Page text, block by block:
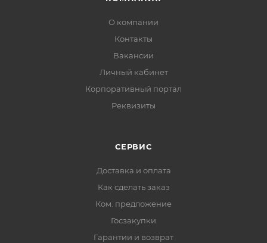
О компании
Контакты
Вакансии
Личный кабинет
Корпоративный портал
Реквизиты
СЕРВИС
Доставка и оплата
Как сделать заказ
Ком. предложение
Госзакупки
Гарантии и возврат